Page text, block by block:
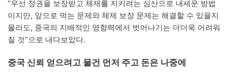
“우선 정권을 보장받고 체제를 지키려는 심산으로 내세운 방법
이지만, 앞으로 먹는 문제와 체제 보장 문제는 해결할 수 있을지
몰라도, 중국의 지배적인 영향력에서 벗어나기는 더더욱 어려워
질 것”으로 내다보았다.
중국 신뢰 얻으려고 물건 먼저 주고 돈은 나중에